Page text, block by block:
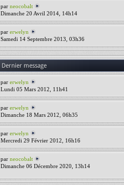
parneocobalt
Dimanche 20 Avril 2014, 14h14
parerwelyn
Samedi 14 Septembre 2013, 03h36
Dernier message
parerwelyn
Lundi 05 Mars 2012, 11h41
parerwelyn
Dimanche 18 Mars 2012, 06h35
parerwelyn
Mercredi 29 Février 2012, 16h16
parneocobalt
Dimanche 06 Décembre 2020, 13h14